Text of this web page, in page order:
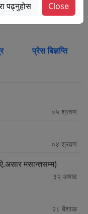
प्रेस बिज्ञप्ति
०५ श्रवण
०४ श्रवण
मसान्तसम्म)
३२ अषाढ
२८ बैशाख
पढ्नुहोस Close